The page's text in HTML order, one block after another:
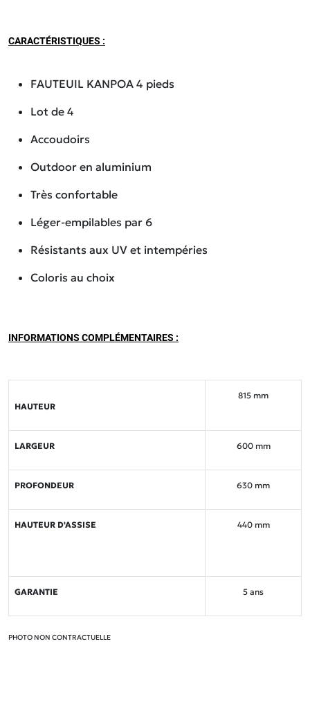
CARACTÉRISTIQUES :
FAUTEUIL KANPOA 4 pieds
Lot de 4
Accoudoirs
Outdoor en aluminium
Très confortable
Léger-empilables par 6
Résistants aux UV et intempéries
Coloris au choix
INFORMATIONS COMPLÉMENTAIRES :
HAUTEUR
815 mm
LARGEUR 600 mm
PROFONDEUR 630 mm
HAUTEUR D'ASSISE 440 mm
GARANTIE 5 ans
PHOTO NON CONTRACTUELLE